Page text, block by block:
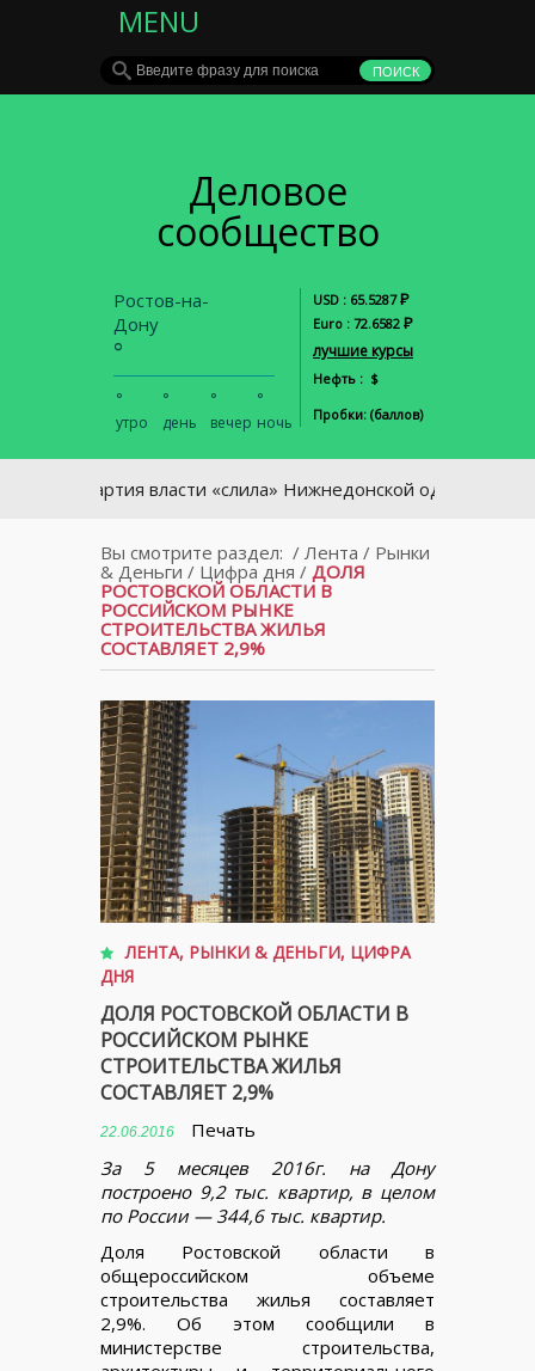
MENU
Деловое
сообщество
Ростов-на-
Дону
°
°
утро
°
день
°
вечер
°
ночь
USD : 65.5287Р
Euro : 72.6582 Р
лучшие курсы
Нефть : $
Пробки: (баллов)
Партия власти «слила» Нижнедонской одномандатный
Вы смотрите раздел: / Лента / Рынки
& Деньги / Цифра дня / ДОЛЯ
РОСТОВСКОЙ ОБЛАСТИ В
РОССИЙСКОМ РЫНКЕ
СТРОИТЕЛЬСТВА ЖИЛЬЯ
СОСТАВЛЯЕТ 2,9%
ЛЕНТА, РЫНКИ & ДЕНЬГИ, ЦИФРА
ДНЯ
ДОЛЯ РОСТОВСКОЙ ОБЛАСТИ В
РОССИЙСКОМ РЫНКЕ
СТРОИТЕЛЬСТВА ЖИЛЬЯ
СОСТАВЛЯЕТ 2,9%
22.06.2016
Печать
За 5 месяцев 2016г. на Дону
построено 9,2 тыс. квартир, в целом
по России — 344,6 тыс. квартир.
Доля Ростовской области в
общероссийском объеме
строительства жилья составляет
2,9%. Об этом сообщили в
министерстве строительства,